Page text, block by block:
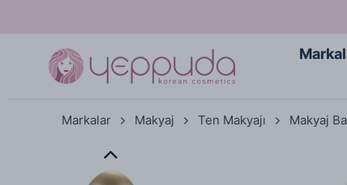
Markalar Makyaj Ten Makyajı Makyaj